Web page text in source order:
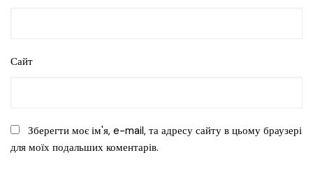
Сайт
Зберегти моє ім'я, e-mail, та адресу сайту в цьому браузері
для моїх подальших коментарів.